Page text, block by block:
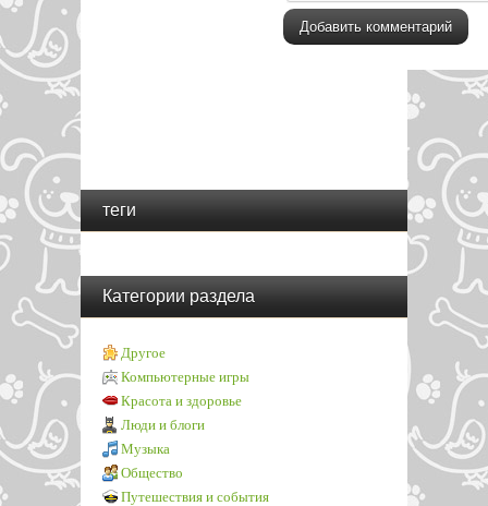
теги
Категории раздела
Другое
Компьютерные игры
Красота и здоровье
Люди и блоги
Музыка
Общество
Путешествия и события